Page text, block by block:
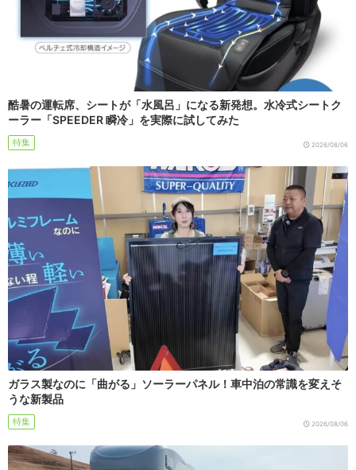
酷暑の運転席、シートが「水風呂」になる新発想。水冷式シートク
ーラー「SPEEDER 瞬冷」を実際に試してみた
特集 2026/08/06
ガラス製なのに「曲がる」ソーラーパネル！車中泊の常識を変えそ
うな新製品
特集 2026/08/06